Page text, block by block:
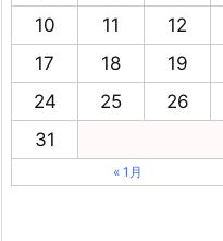
10
11 12
17
18 19
24
25 26
31
« 1月